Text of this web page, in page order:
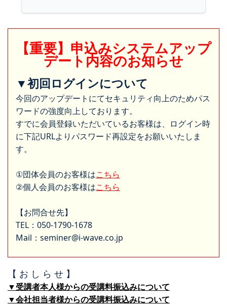
【重要】申込みシステムアップ
デート内容のお知らせ
▼初回ログインについて
今回のアップデートにてセキュリティ向上のためパス
ワードの強度向上しております。
すでに会員登録いただいているお客様は、ログイン時
に下記URLよりパスワード再設定をお願いいたしま
す。
①団体会員のお客様はこちら
②個人会員のお客様はこちら
【お問合せ先】
TEL：050-1790-1678
Mail：seminer@i-wave.co.jp
【 お し ら せ 】
▼受講者本人様からの受講料振込みについて
▼会社担当者様からの受講料振込みについて